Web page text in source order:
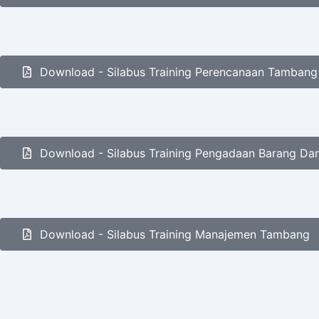
Download - Silabus Training Perencanaan Tambang
Download - Silabus Training Pengadaan Barang
Download - Silabus Training Manajemen Tambang